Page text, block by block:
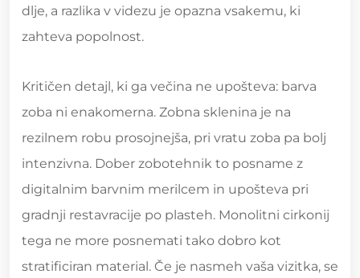
dlje, a razlika v videzu je opazna vsakemu, ki
zahteva popolnost.
Kritičen detajl, ki ga večina ne upošteva: barva
zoba ni enakomerna. Zobna sklenina je na
rezilnem robu prosojnejša, pri vratu zoba pa bolj
intenzivna. Dober zobotehnik to posname z
digitalnim barvnim merilcem in upošteva pri
gradnji restavracije po plasteh. Monolitni cirkonij
tega ne more posnemati tako dobro kot
stratificiran material. Če je nasmeh vaša vizitka, se